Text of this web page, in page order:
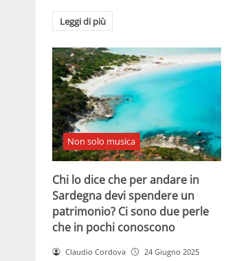
Leggi di più
Non solo musica
Chi lo dice che per andare in
Sardegna devi spendere un
patrimonio? Ci sono due perle
che in pochi conoscono
Claudio Cordova 24 Giugno 2025